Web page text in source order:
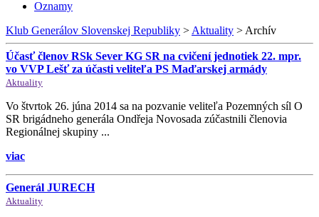
Oznamy
Klub Generálov Slovenskej Republiky > Aktuality > Archív
Účasť členov RSk Sever KG SR na cvičení jednotiek 22. mpr.
vo VVP Lešť za účasti veliteľa PS Maďarskej armády
Aktuality
Vo štvrtok 26. júna 2014 sa na pozvanie veliteľa Pozemných síl O
SR brigádneho generála Ondřeja Novosada zúčastnili členovia
Regionálnej skupiny ...
viac
Generál JURECH
Aktuality